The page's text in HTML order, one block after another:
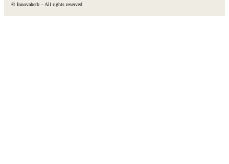
© Innovaherb – All rights reserved